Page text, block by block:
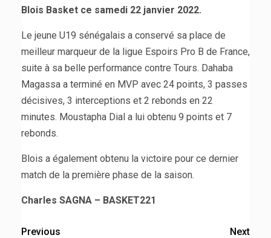
Blois Basket ce samedi 22 janvier 2022.
Le jeune U19 sénégalais a conservé sa place de
meilleur marqueur de la ligue Espoirs Pro B de France,
suite à sa belle performance contre Tours. Dahaba
Magassa a terminé en MVP avec 24 points, 3 passes
décisives, 3 interceptions et 2 rebonds en 22
minutes. Moustapha Dial a lui obtenu 9 points et 7
rebonds.
Blois a également obtenu la victoire pour ce dernier
match de la première phase de la saison.
Charles SAGNA – BASKET221
Previous
Next